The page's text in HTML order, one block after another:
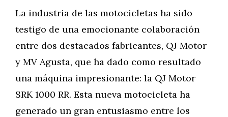
La industria de las motocicletas ha sido
testigo de una emocionante colaboración
entre dos destacados fabricantes, QJ Motor
y MV Agusta, que ha dado como resultado
una máquina impresionante: la QJ Motor
SRK 1000 RR. Esta nueva motocicleta ha
generado un gran entusiasmo entre los